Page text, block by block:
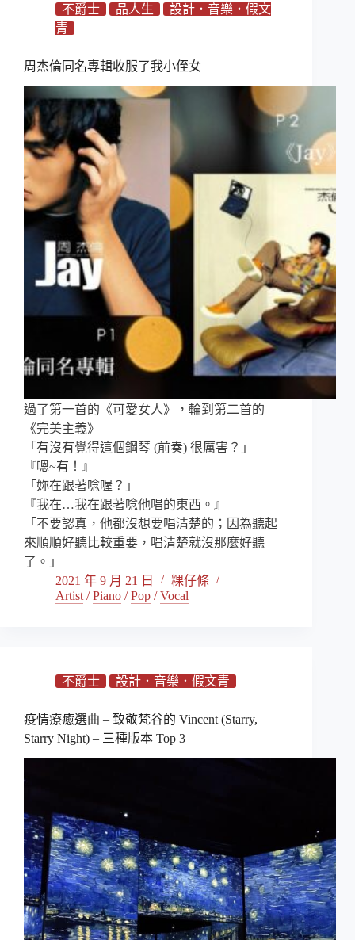
不爵士 品人生
設計．音樂．假文
青
周杰倫同名專輯收服了我小侄女
過了第一首的《可愛女人》，輪到第二首的
《完美主義》
「有沒有覺得這個鋼琴 (前奏) 很厲害？」
『嗯~有！』
「妳在跟著唸喔？」
『我在…我在跟著唸他唱的東西。』
「不要認真，他都沒想要唱清楚的；因為聽起
來順順好聽比較重要，唱清楚就沒那麼好聽
了。」
2021 年 9 月 21 日
粿仔條
Artist /Piano /Pop /Vocal
不爵士 設計．音樂．假文青
疫情療癒選曲 – 致敬梵谷的 Vincent (Starry,
Starry Night) – 三種版本 Top 3